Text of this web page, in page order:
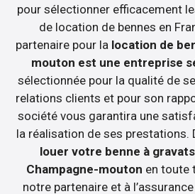
pour sélectionner efficacement
de location de bennes en
partenaire pour la location de
mouton est une entreprise
sélectionnée pour la qualité de
relations clients et pour son
société vous garantira une
la réalisation de ses prestations.
louer votre benne à
Champagne-mouton en toute
notre partenaire et à